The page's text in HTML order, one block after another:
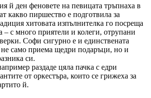
й ден феновете на певицата тръпнаха в
какво пиршество е подготвила за
хитовата изпълнителка го посреща
– с много приятели и колеги, отрупани
Софи сигурно е и единствената
само приема щедри подаръци, но и
си.
раздаде цяла пачка с едри
от оркестъра, които се грижеха за
й.